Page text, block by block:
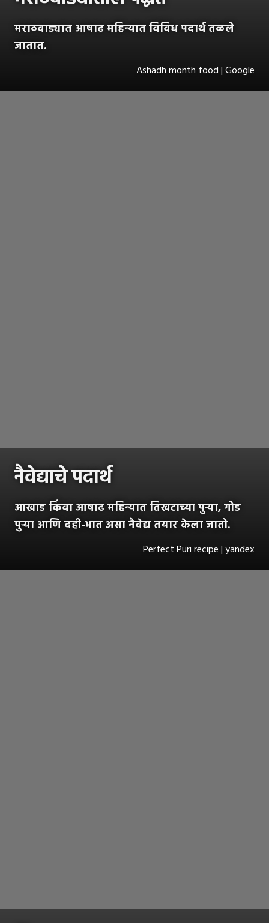
मराठवाड्यात आषाढ महिन्यात विविध पदार्थ तळले
जातात.
Ashadh month food | Google
नैवेद्याचे पदार्थ
आखाड किंवा आषाढ महिन्यात तिखटाच्या पुऱ्या, गोड
पुऱ्या आणि दही-भात असा नैवेद्य तयार केला जातो.
Perfect Puri recipe | yandex